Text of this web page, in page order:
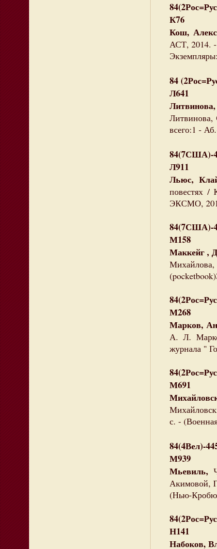
К76
Кош,
АСТ, 2014. -
84
Л641
всего:1 -
84(7США)-
Л911
Льюс,
повестях
ЭКСМО,
84(7США)-
М158
Маккейг ,
М268
Марков,
А. Л.
журнала "
М691
с. -
84(4Вел)-
М939
Мьевиль,
Акимовой,
(Нью-
Н141
Набоков,